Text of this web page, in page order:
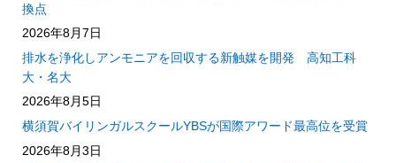
換点
2026年8月7日
排水を浄化しアンモニアを回収する新触媒を開発 高知工科
大・名大
2026年8月5日
横須賀バイリンガルスクールYBSが国際アワード最高位を受賞
2026年8月3日